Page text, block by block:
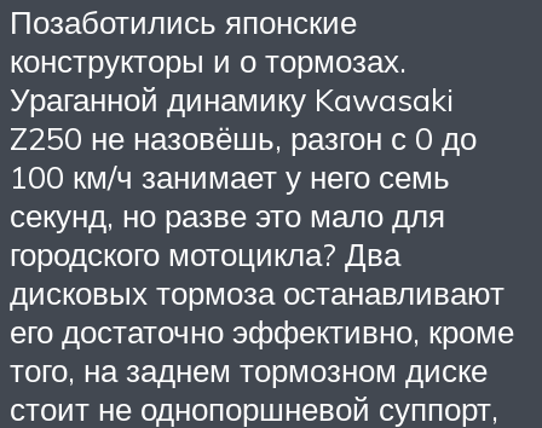
Позаботились японские
конструкторы и о тормозах.
Ураганной динамику Kawasaki
Z250 не назовёшь, разгон с 0 до
100 км/ч занимает у него семь
секунд, но разве это мало для
городского мотоцикла? Два
дисковых тормоза останавливают
его достаточно эффективно, кроме
того, на заднем тормозном диске
стоит не однопоршневой суппорт,